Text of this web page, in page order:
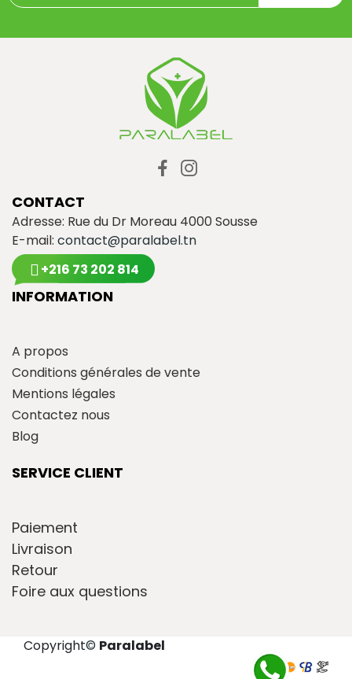
CONTACT
Adresse: Rue du Dr Moreau 4000 Sousse
E-mail: contact@paralabel.tn
+216 73 202 814
INFORMATION
A propos
Conditions générales de vente
Mentions légales
Contactez nous
Blog
SERVICE CLIENT
Paiement
Livraison
Retour
Foire aux questions
Copyright© Paralabel